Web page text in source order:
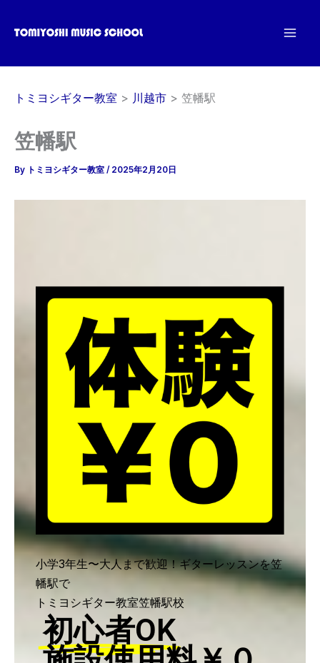
ス
トミヨシギター教室 川越市 笠幡駅
笠幡駅
By トミヨシギター教室 / 2025年2月20日
小学3年生〜大人まで歓迎！ギターレッスンを笠
幡駅で
トミヨシギター教室笠幡駅校
初心者OK